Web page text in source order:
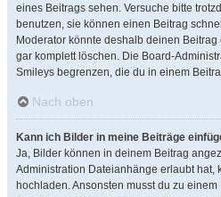
eines Beitrags sehen. Versuche bitte
benutzen, sie können einen Beitrag
Moderator könnte deshalb deinen
gar komplett löschen. Die Board-
Smileys begrenzen, die du in einem
Nach oben
Kann ich Bilder in meine Beiträge
Ja, Bilder können in deinem Beitrag
Administration Dateianhänge erlaubt hat,
hochladen. Ansonsten musst du zu